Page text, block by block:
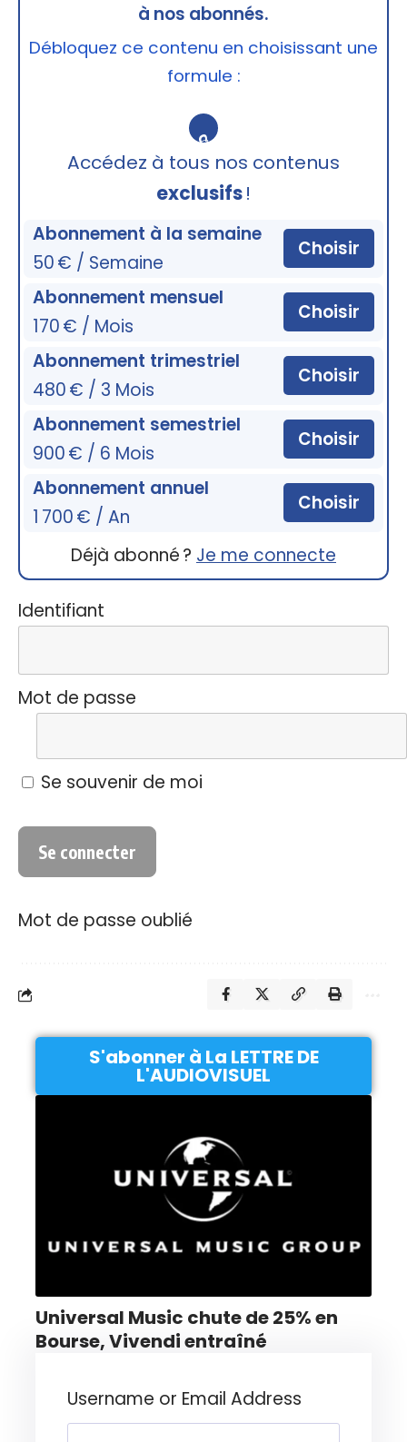
à nos abonnés.
Débloquez ce contenu en choisissant une
formule :
🔒
Accédez à tous nos contenus
exclusifs!
Abonnement à la semaine
50 € / Semaine
Choisir
Abonnement mensuel
170 € / Mois
Choisir
Abonnement trimestriel
480 € / 3 Mois
Choisir
Abonnement semestriel
900 € / 6 Mois
Choisir
Abonnement annuel
1 700 € / An
Choisir
Déjà abonné ? Je me connecte
Identifiant
Mot de passe
Se souvenir de moi
Mot de passe oublié
S'abonner à La LETTRE DE
L'AUDIOVISUEL
Universal Music chute de 25% en
Bourse, Vivendi entraîné
Username or Email Address